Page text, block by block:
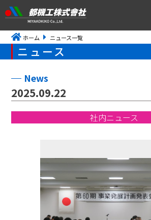
ニュース
トップメッセージ・社是・経営理念
事業所アクセス
CSR・ISOの取り組みについて
ホーム ニュース一覧
ニュース
News
2025.09.22
社内ニュース